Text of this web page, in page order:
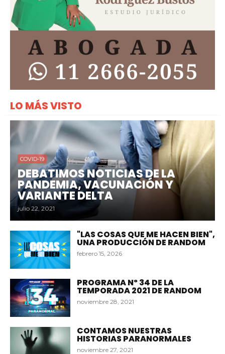
LO MÁS VISTO
COVID-19
DEBATIMOS NOTICIAS DE LA
PANDEMIA, VACUNACIÓN Y
VARIANTE DELTA
julio 22, 2021
"LAS COSAS QUE ME HACEN BIEN",
UNA PRODUCCIÓN DE RANDOM
febrero 15, 2026
PROGRAMA Nº 34 DE LA
TEMPORADA 2021 DE RANDOM
noviembre 28, 2021
CONTAMOS NUESTRAS
HISTORIAS PARANORMALES
noviembre 27, 2021